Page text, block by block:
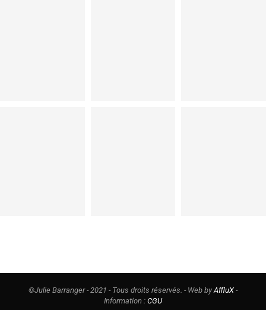
©Julie Barranger - 2021 - Tous droits réservés. - Web by AffluX -
Information : CGU